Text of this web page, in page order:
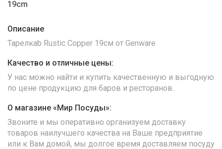
19cm
Описание
Тарелкаb Rustic Copper 19см от Genware
Качество и отличные цены:
У нас можно найти и купить качественную и выгодную
по цене продукцию для баров и ресторанов.
О магазине «Мир Посуды»:
Звоните и мы оперативно организуем доставку
товаров наилучшего качества на Ваше предприятие
или к Вам домой, мы долгое время доставляем посуду